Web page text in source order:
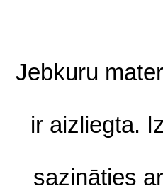
Jebkuru
ir aizliegta.
sazināties